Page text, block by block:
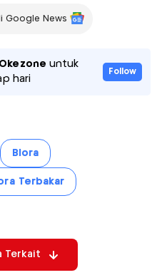
Google News
untuk
hari
Follow
Blora
Terbakar
Terkait